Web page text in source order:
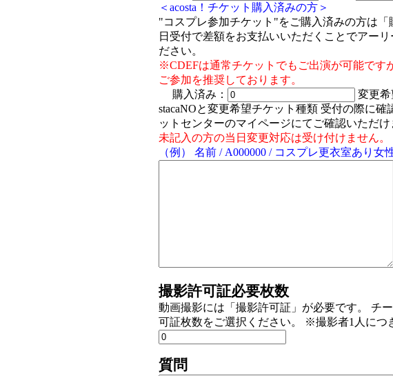
＜acosta！チケット購入済みの方＞
"コスプレ参加チケット"をご購入済みの方は
日受付で差額をお支払いいただくことでアー
ださい。
※CDEFは通常チケットでもご出演が可能です
ご参加を推奨しております。
購入済み：
変更希
stacaNOと変更希望チケット種類 受付の際に
ットセンターのマイページにてご確認いただけ
未記入の方の当日変更対応は受け付けません。
（例） 名前 / A000000 / コスプレ更衣室あり女
撮影許可証必要枚数
動画撮影には「撮影許可証」が必要です。 チ
可証枚数をご選択ください。 ※撮影者1人につ
質問